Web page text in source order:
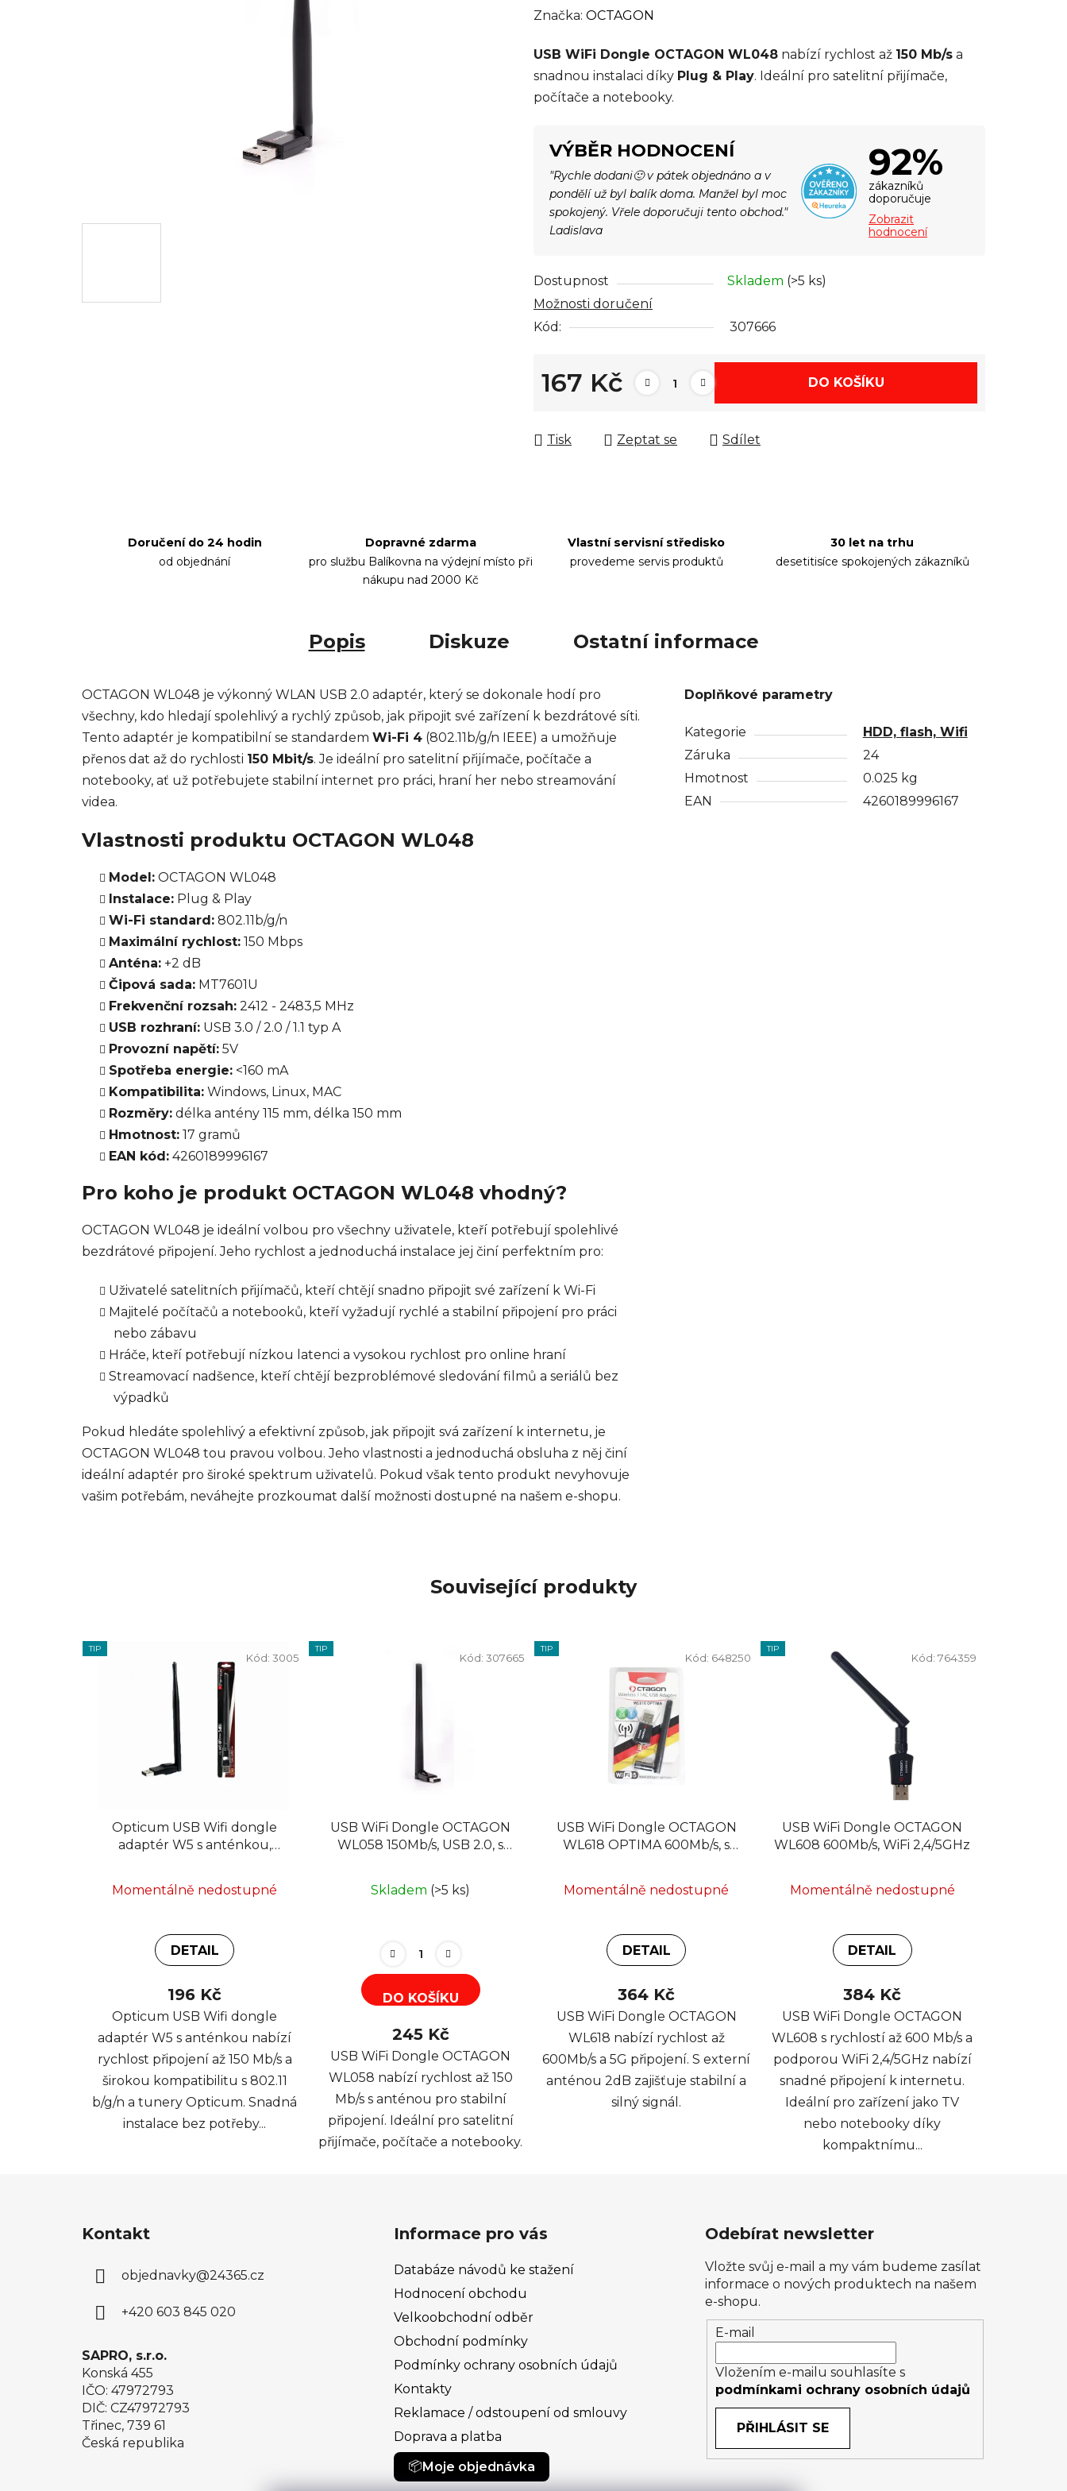
hodnocení
je
0,0
z
hvězdiček.
Značka: OCTAGON
USB WiFi Dongle OCTAGON WL048 nabízí rychlost až 150 Mb/s a
snadnou instalaci díky Plug & Play. Ideální pro satelitní přijímače,
počítače a notebooky.
VÝBĚR HODNOCENÍ
"Rychle dodani🙂 v pátek objednáno a v
pondělí už byl balík doma. Manžel byl moc
spokojený. Vřele doporučuji tento obchod."
Ladislava
92%
zákazníků
doporučuje
Zobrazit
hodnocení
Dostupnost Skladem (>5 ks)
Možnosti doručení
Kód:
307666
167 Kč DO KOŠÍKU
Tisk Zeptat se Sdílet
Doručení do 24 hodin
od objednání
Dopravné zdarma
pro službu Balíkovna na výdejní místo při
nákupu nad 2000 Kč
Vlastní servisní středisko
provedeme servis produktů
30 let na trhu
desetitisíce spokojených zákazníků
Popis Diskuze Ostatní informace
OCTAGON WL048 je výkonný WLAN USB 2.0 adaptér, který se dokonale hodí pro
všechny, kdo hledají spolehlivý a rychlý způsob, jak připojit své zařízení k bezdrátové síti.
Tento adaptér je kompatibilní se standardem Wi-Fi 4 (802.11b/g/n IEEE) a umožňuje
přenos dat až do rychlosti 150 Mbit/s. Je ideální pro satelitní přijímače, počítače a
notebooky, ať už potřebujete stabilní internet pro práci, hraní her nebo streamování
videa.
Vlastnosti produktu OCTAGON WL048
Model: OCTAGON WL048
Instalace: Plug & Play
Wi-Fi standard: 802.11b/g/n
Maximální rychlost: 150 Mbps
Anténa: +2 dB
Čipová sada: MT7601U
Frekvenční rozsah: 2412 - 2483,5 MHz
USB rozhraní: USB 3.0 / 2.0 / 1.1 typ A
Provozní napětí: 5V
Spotřeba energie: <160 mA
Kompatibilita: Windows, Linux, MAC
Rozměry: délka antény 115 mm, délka 150 mm
Hmotnost: 17 gramů
EAN kód: 4260189996167
Pro koho je produkt OCTAGON WL048 vhodný?
OCTAGON WL048 je ideální volbou pro všechny uživatele, kteří potřebují spolehlivé
bezdrátové připojení. Jeho rychlost a jednoduchá instalace jej činí perfektním pro:
Uživatelé satelitních přijímačů, kteří chtějí snadno připojit své zařízení k Wi-Fi
Majitelé počítačů a notebooků, kteří vyžadují rychlé a stabilní připojení pro práci
nebo zábavu
Hráče, kteří potřebují nízkou latenci a vysokou rychlost pro online hraní
Streamovací nadšence, kteří chtějí bezproblémové sledování filmů a seriálů bez
výpadků
Pokud hledáte spolehlivý a efektivní způsob, jak připojit svá zařízení k internetu, je
OCTAGON WL048 tou pravou volbou. Jeho vlastnosti a jednoduchá obsluha z něj činí
ideální adaptér pro široké spektrum uživatelů. Pokud však tento produkt nevyhovuje
vašim potřebám, neváhejte prozkoumat další možnosti dostupné na našem e-shopu.
Doplňkové parametry
Kategorie
HDD, flash, Wifi
Záruka
24
Hmotnost
0.025 kg
EAN
4260189996167
Související produkty
TIP
Opticum USB Wifi dongle
adaptér W5 s anténkou,
Momentálně nedostupné
DETAIL
196 Kč
Opticum USB Wifi dongle
adaptér W5 s anténkou nabízí
rychlost připojení až 150 Mb/s a
širokou kompatibilitu s 802.11
b/g/n a tunery Opticum. Snadná
instalace bez potřeby...
Kód: 3005
TIP
USB WiFi Dongle OCTAGON
WL058 150Mb/s, USB 2.0, s
Skladem (>5 ks)
DO KOŠÍKU
245 Kč
USB WiFi Dongle OCTAGON
WL058 nabízí rychlost až 150
Mb/s s anténou pro stabilní
připojení. Ideální pro satelitní
přijímače, počítače a notebooky.
Kód: 307665
TIP
USB WiFi Dongle OCTAGON
WL618 OPTIMA 600Mb/s, s
Momentálně nedostupné
DETAIL
364 Kč
USB WiFi Dongle OCTAGON
WL618 nabízí rychlost až
600Mb/s a 5G připojení. S externí
anténou 2dB zajišťuje stabilní a
silný signál.
Kód: 648250
TIP
USB WiFi Dongle OCTAGON
WL608 600Mb/s, WiFi 2,4/5GHz
Momentálně nedostupné
DETAIL
384 Kč
USB WiFi Dongle OCTAGON
WL608 s rychlostí až 600 Mb/s a
podporou WiFi 2,4/5GHz nabízí
snadné připojení k internetu.
Ideální pro zařízení jako TV
nebo notebooky díky
kompaktnímu...
Kód: 764359
Kontakt
objednavky@24365.cz
+420 603 845 020
SAPRO, s.r.o.
Konská 455
IČO: 47972793
DIČ: CZ47972793
Třinec, 739 61
Česká republika
Informace pro vás
Databáze návodů ke stažení
Hodnocení obchodu
Velkoobchodní odběr
Obchodní podmínky
Podmínky ochrany osobních údajů
Kontakty
Reklamace / odstoupení od smlouvy
Doprava a platba
Moje objednávka
Odebírat newsletter
Vložte svůj e-mail a my vám budeme zasílat
informace o nových produktech na našem
e-shopu.
E-mail
Vložením e-mailu souhlasíte s
podmínkami ochrany osobních údajů
PŘIHLÁSIT SE